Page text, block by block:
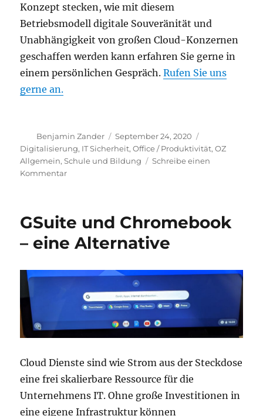
Konzept stecken, wie mit diesem
Betriebsmodell digitale Souveränität und
Unabhängigkeit von großen Cloud-Konzernen
geschaffen werden kann erfahren Sie gerne in
einem persönlichen Gespräch.Rufen Sie uns
gerne an.
Autor
Benjamin Zander
Veröffentlicht
am
September 24, 2020
Digitalisierung, IT Sicherheit,Office / Produktivität,OZ
Allgemein,Schule und Bildung
Schreibe einen
Kommentarzu
GSuite und Chromebook
– eine Alternative
Cloud Dienste sind wie Strom aus der Steckdose
eine frei skalierbare Ressource für die
Unternehmens IT. Ohne große Investitionen in
eine eigene Infrastruktur können